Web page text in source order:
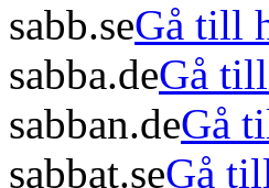
sabb.seGå till
sabba.deGå
sabban.deGå
sabbat.seGå